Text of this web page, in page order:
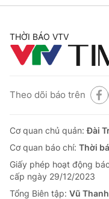
THỜI BÁO VTV
Theo dõi báo trên
Cơ quan chủ quản:Đài
Cơ quan báo chí: Thời
Giấy phép hoạt động
cấp ngày 29/12/2023
Tổng Biên tập: Vũ